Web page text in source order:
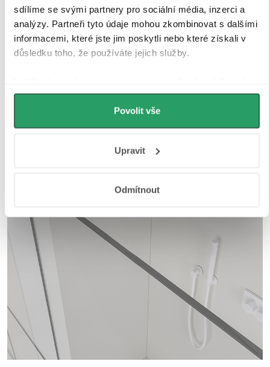
sdílíme se svými partnery pro sociální média, inzerci a
analýzy. Partneři tyto údaje mohou zkombinovat s dalšími
informacemi, které jste jim poskytli nebo které získali v
důsledku toho, že používáte jejich služby.
můžeme používat cookies pro analytiku a
personalizovanou reklamu. Jak Google zpracovává
osobní údaje najdete na stránkách
Povolit vše
Upravit
Odmítnout